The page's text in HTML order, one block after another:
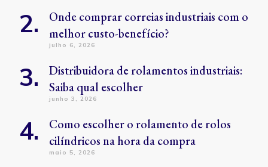
Onde comprar correias industriais com o
melhor custo-benefício?
julho 6, 2026
Distribuidora de rolamentos industriais:
Saiba qual escolher
junho 3, 2026
Como escolher o rolamento de rolos
cilíndricos na hora da compra
maio 5, 2026